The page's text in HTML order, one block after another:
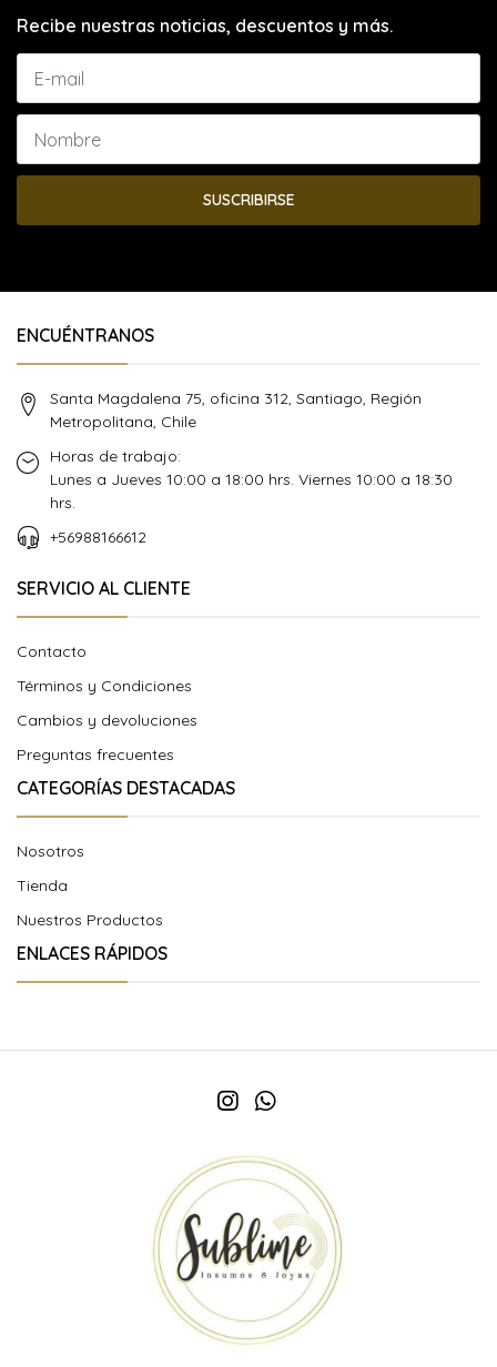
Recibe nuestras noticias, descuentos y más.
SUSCRIBIRSE
ENCUÉNTRANOS
Santa Magdalena 75, oficina 312, Santiago, Región
Metropolitana, Chile
Horas de trabajo:
Lunes a Jueves 10:00 a 18:00 hrs. Viernes 10:00 a 18:30
hrs.
+56988166612
SERVICIO AL CLIENTE
Contacto
Términos y Condiciones
Cambios y devoluciones
Preguntas frecuentes
CATEGORÍAS DESTACADAS
Nosotros
Tienda
Nuestros Productos
ENLACES RÁPIDOS